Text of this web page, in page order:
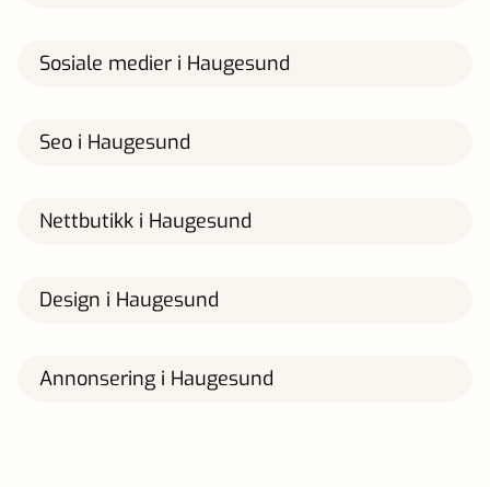
Sosiale medier i Haugesund
Seo i Haugesund
Nettbutikk i Haugesund
Design i Haugesund
Annonsering i Haugesund